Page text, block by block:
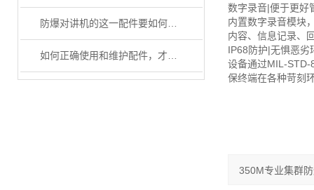
防爆对讲机的这一配件要如何正确使用和维护
数字录音|便于更好
内置数字录音模块
内容、信息记录、
IP68防护|无惧恶劣
设备通过MIL-STD-
保终端在各种苛刻